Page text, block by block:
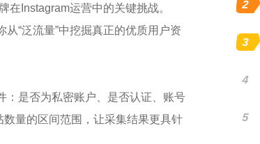
Instagram运营中的关键挑战。
“泛流量”中挖掘真正的优质用户资
：是否为私密账户、是否认证、账号
量的区间范围，让采集结果更具针